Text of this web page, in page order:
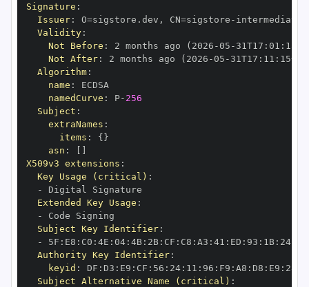
Signature :
Issuer: O=sigstore.dev , CN=sigstore -
Validity:
Not Before : 2 months ago (2026 -05 - 31T17 : 01 :
Not After: 2 months ago (2026 -05 - 31T17 : 11 : 15+00
Algorithm:
name :
namedCurve : P- 256
Subject :
extraNames :
items : { }
asn :
X509v3 extensions :
Key Usage (critical) :
-
Extended Key Usage :
-
Subject Key Identifier:
-
5F : E8 : C0 : 4E : 04: 4B: 2B: CF : C8 : A3 : 41 : ED : 93 : 1B: 24:
Authority Key Identifier:
keyid : DF : D3 : E9 : CF : 56 : 24: 11 : 96 : F9 : A8 : D8 : E9 : 28
Subject Alternative Name (critical) :